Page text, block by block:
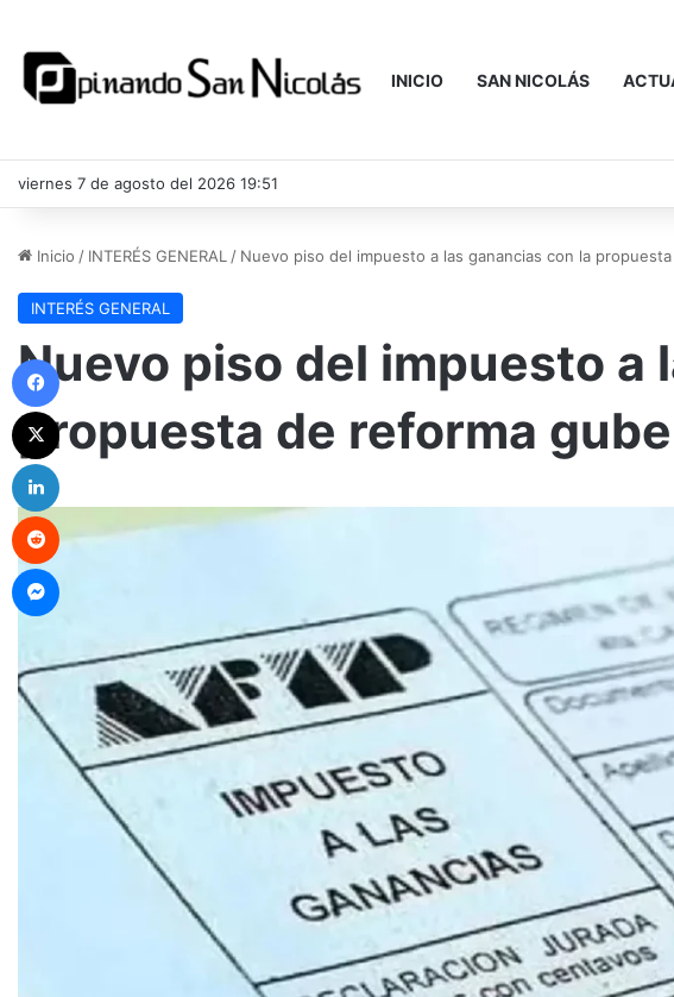
INICIO SAN NICOLÁS
viernes 7 de agosto del 2026 19:51
Inicio / INTERÉS GENERAL / Nuevo piso del impuesto a las ganancias con la
INTERÉS GENERAL
Nuevo piso del impuesto a
propuesta de reforma
Facebook
LinkedIn